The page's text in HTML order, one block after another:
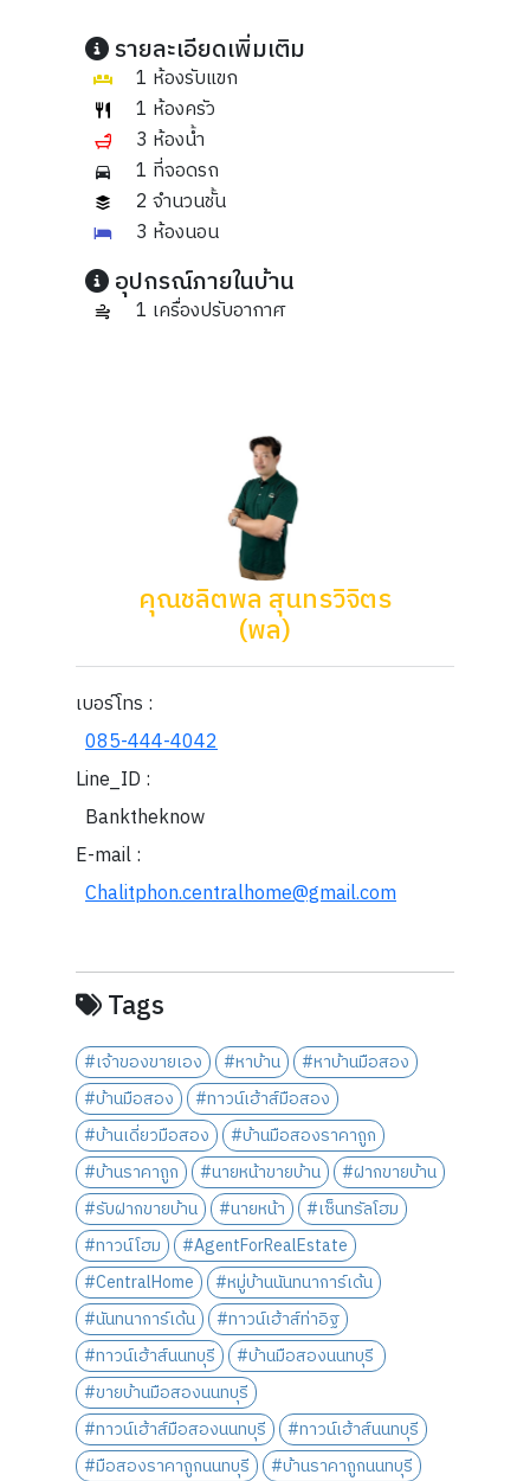
รายละเอียดเพิ่มเติม
1 ห้องรับแขก
1 ห้องครัว
3 ห้องน้ำ
1 ที่จอดรถ
2 จำนวนชั้น
3 ห้องนอน
อุปกรณ์ภายในบ้าน
1 เครื่องปรับอากาศ
คุณชลิตพล สุนทรวิจิตร
(พล)
เบอร์โทร :
085-444-4042
Line_ID :
Banktheknow
E-mail :
Chalitphon.centralhome@gmail.com
Tags
#เจ้าของขายเอง #หาบ้าน
#หาบ้านมือสอง
#บ้านมือสอง
#ทาวน์เฮ้าส์มือสอง
#บ้านเดี่ยวมือสอง
#บ้านมือสองราคาถูก
#บ้านราคาถูก
#นายหน้าขายบ้าน
#ฝากขายบ้าน
#รับฝากขายบ้าน
#นายหน้า
#เซ็นทรัลโฮม
#ทาวน์โฮม
#AgentForRealEstate
#CentralHome
#หมู่บ้านนันทนาการ์เด้น
#นันทนาการ์เด้น
#ทาวน์เฮ้าส์ท่าอิฐ
#ทาวน์เฮ้าส์นนทบุรี
#บ้านมือสองนนทบุรี
#ขายบ้านมือสองนนทบุรี
#ทาวน์เฮ้าส์มือสองนนทบุรี
#ทาวน์เฮ้าส์นนทบุรี
#มือสองราคาถูกนนทบุรี
#บ้านราคาถูกนนทบุรี